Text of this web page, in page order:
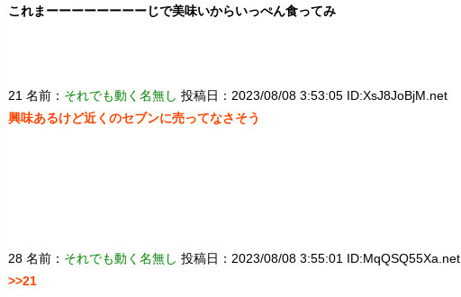
これまーーーーーーーーじで美味いからいっぺん食ってみ
21 名前： それでも動く名無し 投稿日：2023/08/08 3:53:05 ID:XsJ8JoBjM.net
興味あるけど近くのセブンに売ってなさそう
28 名前： それでも動く名無し 投稿日：2023/08/08 3:55:01 ID:MqQSQ55Xa.net
>>21
と異なる思い込み、ガチで怖過ぎるｗ
イド』実写版のポスターがヤバイ！地